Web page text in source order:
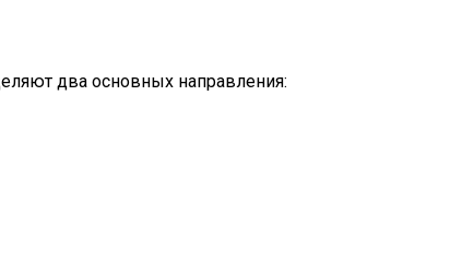
два основных направления: